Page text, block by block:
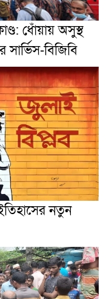
ধোঁয়ায় অসুস্থ
বিজিবি
নতুন